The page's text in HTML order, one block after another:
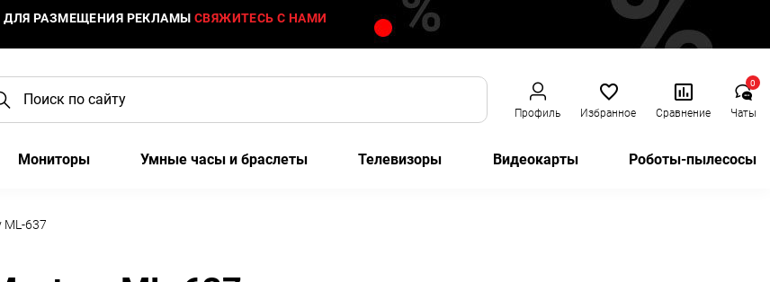
ДЛЯ РАЗМЕЩЕНИЯ РЕКЛАМЫ СВЯЖИТЕСЬ С НАМИ
Профиль Избранное Сравнение Чаты
0
Мониторы Умные часы и браслеты Телевизоры Видеокарты Роботы-пылесосы
ML-637